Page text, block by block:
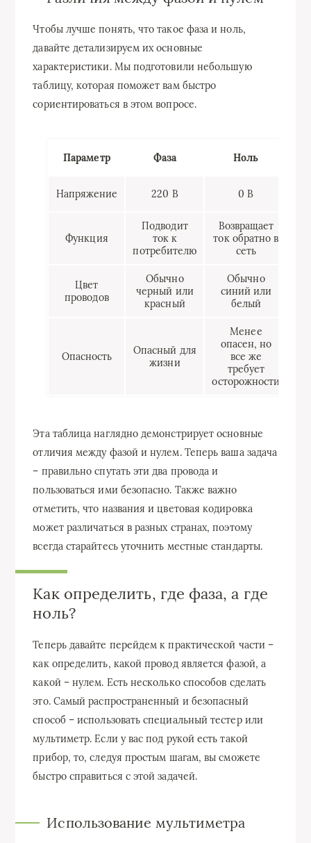
Чтобы лучше понять, что такое фаза и ноль,
давайте детализируем их основные
характеристики. Мы подготовили небольшую
таблицу, которая поможет вам быстро
сориентироваться в этом вопросе.
Параметр Фаза Ноль
Напряжение 220 В 0 В
Функция
Подводит
ток к
потребителю
Возвращает
ток обратно в
сеть
Цвет
проводов
Обычно
черный или
красный
Обычно
синий или
белый
Опасность
Опасный для
жизни
Менее
опасен, но
все же
требует
осторожности
Эта таблица наглядно демонстрирует основные
отличия между фазой и нулем. Теперь ваша задача
– правильно спутать эти два провода и
пользоваться ими безопасно. Также важно
отметить, что названия и цветовая кодировка
может различаться в разных странах, поэтому
всегда старайтесь уточнить местные стандарты.
Как определить, где фаза, а где
ноль?
Теперь давайте перейдем к практической части –
как определить, какой провод является фазой, а
какой – нулем. Есть несколько способов сделать
это. Самый распространенный и безопасный
способ – использовать специальный тестер или
мультиметр. Если у вас под рукой есть такой
прибор, то, следуя простым шагам, вы сможете
быстро справиться с этой задачей.
Использование мультиметра